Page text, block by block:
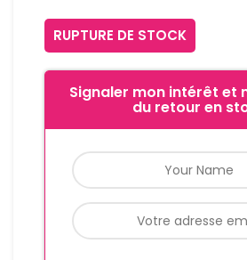
RUPTURE DE STOCK
Signaler mon intérêt et
du retour en